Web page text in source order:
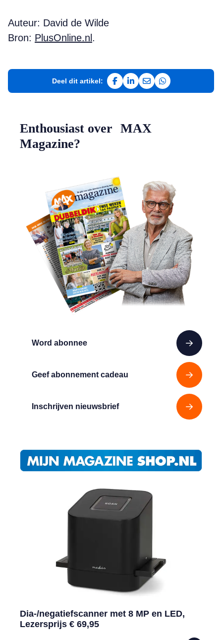
Auteur: David de Wilde
Bron: PlusOnline.nl .
Deel dit artikel:
Deel op Facebook
Deel op LinkedIn
Deel via e-mail
Deel via
Word abonnee
Geef abonnement cadeau
Inschrijven nieuwsbrief
Enthousiast over MAX
Magazine?
Dia-/negatiefscanner met 8 MP en LED,
Lezersprijs € 69,95